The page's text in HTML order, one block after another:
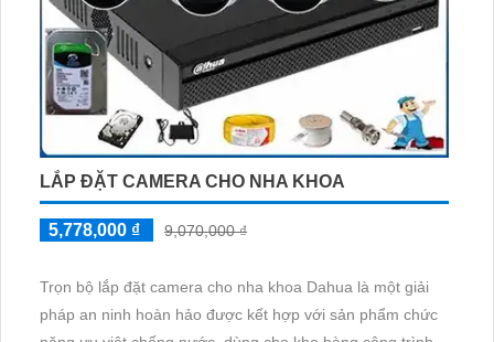
LẮP ĐẶT CAMERA CHO NHA KHOA
5,778,000 ₫ 9,070,000 ₫
Trọn bộ lắp đặt camera cho nha khoa Dahua là một giải
pháp an ninh hoàn hảo được kết hợp với sản phẩm chức